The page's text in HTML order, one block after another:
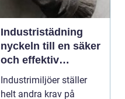
Industristädning
nyckeln till en säker
och effektiv
arbetsplats
Industrimiljöer ställer
helt andra krav på